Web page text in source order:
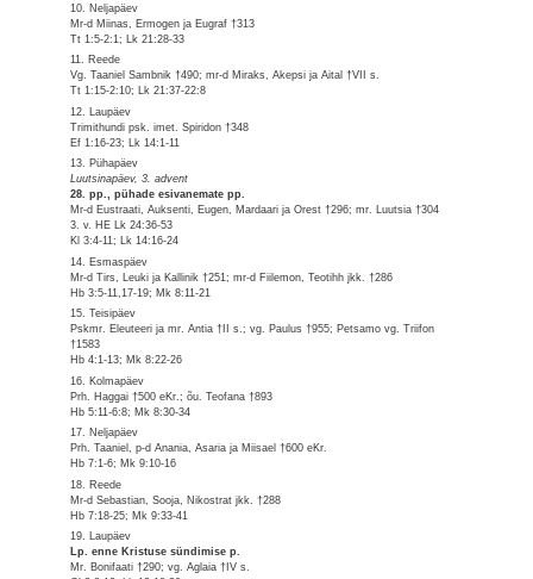
10. Neljapäev
Mr-d Miinas, Ermogen ja Eugraf †313
Tt 1:5-2:1; Lk 21:28-33
11. Reede
Vg. Taaniel Sambnik †490; mr-d Miraks, Akepsi ja Aital †VII s.
Tt 1:15-2:10; Lk 21:37-22:8
12. Laupäev
Trimithundi psk. imet. Spiridon †348
Ef 1:16-23; Lk 14:1-11
13. Pühapäev
Luutsinapäev, 3. advent
28. pp., pühade esivanemate pp.
Mr-d Eustraati, Auksenti, Eugen, Mardaari ja Orest †296; mr. Luutsia †304
3. v. HE Lk 24:36-53
Kl 3:4-11; Lk 14:16-24
14. Esmaspäev
Mr-d Tirs, Leuki ja Kallinik †251; mr-d Fiilemon, Teotihh jkk. †286
Hb 3:5-11,17-19; Mk 8:11-21
15. Teisipäev
Pskmr. Eleuteeri ja mr. Antia †II s.; vg. Paulus †955; Petsamo vg. Triifon
†1583
Hb 4:1-13; Mk 8:22-26
16. Kolmapäev
Prh. Haggai †500 eKr.; õu. Teofana †893
Hb 5:11-6:8; Mk 8:30-34
17. Neljapäev
Prh. Taaniel, p-d Anania, Asaria ja Miisael †600 eKr.
Hb 7:1-6; Mk 9:10-16
18. Reede
Mr-d Sebastian, Sooja, Nikostrat jkk. †288
Hb 7:18-25; Mk 9:33-41
19. Laupäev
Lp. enne Kristuse sündimise p.
Mr. Bonifaati †290; vg. Aglaia †IV s.